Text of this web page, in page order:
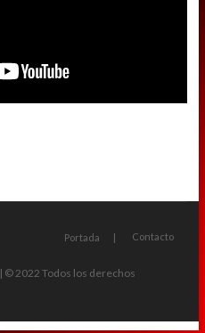
Portada Contacto
| © 2022 Todos los derechos